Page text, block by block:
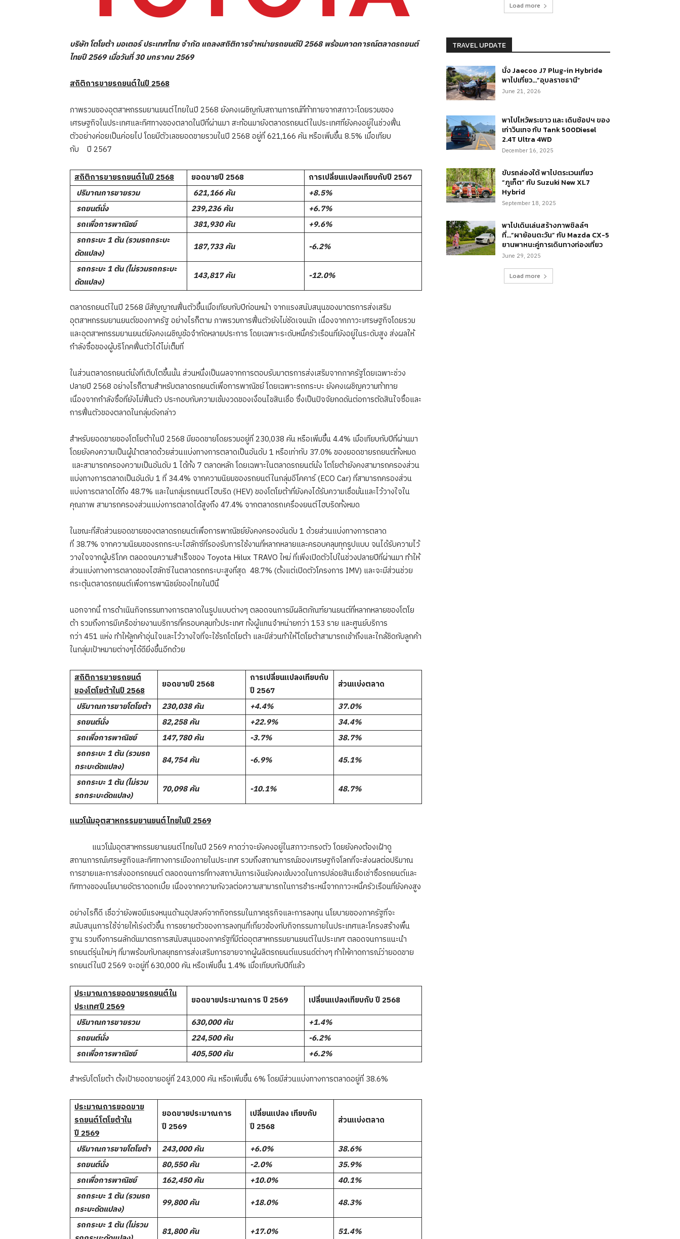
บริษัท โตโยต้า มอเตอร์ ประเทศไทย จำกัด แถลงสถิติการจำหน่ายรถยนต์ปี2568พร้อมคาดการณ์ตลาดรถยนต์
ไทยปี2569เมื่อวันที่30มกราคม2569
สถิติการขายรถยนต์ในปี2568
ภาพรวมของอุตสาหกรรมยานยนต์ไทยในปี 2568 ยังคงเผชิญกับสถานการณ์ที่ท้าทายจากสภาวะโดยรวมของ
เศรษฐกิจในประเทศและทิศทางของตลาดในปีที่ผ่านมา สะท้อนมายังตลาดรถยนต์ในประเทศที่ยังคงอยู่ในช่วงฟื้น
ตัวอย่างค่อยเป็นค่อยไป โดยมีตัวเลขยอดขายรวมในปี 2568 อยู่ที่ 621,166 คัน หรือเพิ่มขึ้น 8.5% เมื่อเทียบ
กับ ปี 2567
สถิติการขายรถยนต์ในปี2568 ยอดขายปี 2568 การเปลี่ยนแปลงเทียบกับปี 2567
ปริมาณการขายรวม 621,166คัน
+8.5%
รถยนต์นั่ง 239,236คัน
+6.7%
รถเพื่อการพาณิชย์ 381,930คัน
+9.6%
รถกระบะ1 ตัน (รวมรถกระบะ
ดัดแปลง)
187,733คัน
-6.2%
รถกระบะ1 ตัน (ไม่รวมรถกระบะ
ดัดแปลง)
143,817คัน -12.0%
ตลาดรถยนต์ในปี 2568 มีสัญญาณฟื้นตัวขึ้นเมื่อเทียบกับปีก่อนหน้า จากแรงสนับสนุนของมาตรการส่งเสริม
อุตสาหกรรมยานยนต์ของภาครัฐ อย่างไรก็ตาม ภาพรวมการฟื้นตัวยังไม่ชัดเจนนัก เนื่องจากภาวะเศรษฐกิจโดยรวม
และอุตสาหกรรมยานยนต์ยังคงเผชิญข้อจำกัดหลายประการ โดยเฉพาะระดับหนี้ครัวเรือนที่ยังอยู่ในระดับสูง ส่งผลให้
กำลังซื้อของผู้บริโภคฟื้นตัวได้ไม่เต็มที่
ในส่วนตลาดรถยนต์นั่งที่เติบโตขึ้นนั้น ส่วนหนึ่งเป็นผลจากการตอบรับมาตรการส่งเสริมจากภาครัฐโดยเฉพาะช่วง
ปลายปี 2568 อย่างไรก็ตามสำหรับตลาดรถยนต์เพื่อการพาณิชย์ โดยเฉพาะรถกระบะ ยังคงเผชิญความท้าทาย
เนื่องจากกำลังซื้อที่ยังไม่ฟื้นตัว ประกอบกับความเข้มงวดของเงื่อนไขสินเชื่อ ซึ่งเป็นปัจจัยกดดันต่อการตัดสินใจซื้อและ
การฟื้นตัวของตลาดในกลุ่มดังกล่าว
สำหรับยอดขายของโตโยต้าในปี 2568 มียอดขายโดยรวมอยู่ที่ 230,038 คัน หรือเพิ่มขึ้น 4.4% เมื่อเทียบกับปีที่ผ่านมา
โดยยังคงความเป็นผู้นำตลาดด้วยส่วนแบ่งทางการตลาดเป็นอันดับ 1 หรือเท่ากับ 37.0% ของยอดขายรถยนต์ทั้งหมด
และสามารถครองความเป็นอันดับ 1 ได้ทั้ง 7 ตลาดหลัก โดยเฉพาะในตลาดรถยนต์นั่ง โตโยต้ายังคงสามารถครองส่วน
แบ่งทางการตลาดเป็นอันดับ 1 ที่ 34.4% จากความนิยมของรถยนต์ในกลุ่มอีโคคาร์ (ECO Car) ที่สามารถครองส่วน
แบ่งการตลาดได้ถึง 48.7% และในกลุ่มรถยนต์ไฮบริด (HEV) ของโตโยต้าที่ยังคงได้รับความเชื่อมั่นและไว้วางใจใน
คุณภาพ สามารถครองส่วนแบ่งการตลาดได้สูงถึง 47.4% จากตลาดรถเครื่องยนต์ไฮบริดทั้งหมด
ในขณะที่สัดส่วนยอดขายของตลาดรถยนต์เพื่อการพาณิชย์ยังคงครองอันดับ 1 ด้วยส่วนแบ่งทางการตลาด
ที่ 38.7% จากความนิยมของรถกระบะไฮลักซ์ที่รองรับการใช้งานที่หลากหลายและครอบคลุมทุกรูปแบบ จนได้รับความไว้
วางใจจากผู้บริโภค ตลอดจนความสำเร็จของ Toyota Hilux TRAVO ใหม่ ที่เพิ่งเปิดตัวไปในช่วงปลายปีที่ผ่านมา ทำให้
ส่วนแบ่งทางการตลาดของไฮลักซ์ในตลาดรถกระบะสูงที่สุด 48.7% (ตั้งแต่เปิดตัวโครงการ IMV) และจะมีส่วนช่วย
กระตุ้นตลาดรถยนต์เพื่อการพานิชย์ของไทยในปีนี้
นอกจากนี้ การดำเนินกิจกรรมทางการตลาดในรูปแบบต่างๆ ตลอดจนการมีผลิตภัณฑ์ยานยนต์ที่หลากหลายของโตโย
ต้า รวมถึงการมีเครือข่ายงานบริการที่ครอบคลุมทั่วประเทศ ทั้งผู้แทนจำหน่ายกว่า 153 ราย และศูนย์บริการ
กว่า 451 แห่ง ทำให้ลูกค้าอุ่นใจและไว้วางใจที่จะใช้รถโตโยต้า และมีส่วนทำให้โตโยต้าสามารถเข้าถึงและใกล้ชิดกับลูกค้า
ในกลุ่มเป้าหมายต่างๆได้ดียิ่งขึ้นอีกด้วย
สถิติการขายรถยนต์
ของโตโยต้าในปี2568
ยอดขายปี 2568
การเปลี่ยนแปลงเทียบกับ
ปี 2567
ส่วนแบ่งตลาด
ปริมาณการขายโตโยต้า 230,038คัน +4.4%
37.0%
รถยนต์นั่ง 82,258คัน +22.9%
34.4%
รถเพื่อการพาณิชย์ 147,780คัน -3.7%
38.7%
รถกระบะ1 ตัน (รวมรถ
กระบะดัดแปลง)
84,754คัน -6.9%
45.1%
รถกระบะ1 ตัน (ไม่รวม
รถกระบะดัดแปลง)
70,098คัน -10.1% 48.7%
แนวโน้มอุตสาหกรรมยานยนต์ไทยในปี2569
แนวโน้มอุตสาหกรรมยานยนต์ไทยในปี 2569 คาดว่าจะยังคงอยู่ในสภาวะทรงตัว โดยยังคงต้องเฝ้าดู
สถานการณ์เศรษฐกิจและทิศทางการเมืองภายในประเทศ รวมถึงสถานการณ์ของเศรษฐกิจโลกที่จะส่งผลต่อปริมาณ
การขายและการส่งออกรถยนต์ ตลอดจนการที่ทางสถาบันการเงินยังคงเข้มงวดในการปล่อยสินเชื่อเช่าซื้อรถยนต์และ
ทิศทางของนโยบายอัตราดอกเบี้ย เนื่องจากความกังวลต่อความสามารถในการชำระหนี้จากภาวะหนี้ครัวเรือนที่ยังคงสูง
อย่างไรก็ดี เชื่อว่ายังพอมีแรงหนุนด้านอุปสงค์จากกิจกรรมในภาคธุรกิจและการลงทุน นโยบายของภาครัฐที่จะ
สนับสนุนการใช้จ่ายให้เร่งตัวขึ้น การขยายตัวของการลงทุนที่เกี่ยวข้องกับกิจกรรมภายในประเทศและโครงสร้างพื้น
ฐาน รวมถึงการผลักดันมาตรการสนับสนุนของภาครัฐที่มีต่ออุตสาหกรรมยานยนต์ในประเทศ ตลอดจนการแนะนำ
รถยนต์รุ่นใหม่ๆ ที่มาพร้อมกับกลยุทธการส่งเสริมการขายจากผู้ผลิตรถยนต์แบรนด์ต่างๆ ทำให้คาดการณ์ว่ายอดขาย
รถยนต์ในปี 2569 จะอยู่ที่ 630,000 คัน หรือเพิ่มขึ้น 1.4% เมื่อเทียบกับปีที่แล้ว
ประมาณการยอดขายรถยนต์ใน
ประเทศปี2569
ยอดขายประมาณการ ปี 2569 เปลี่ยนแปลงเทียบกับปี 2568
ปริมาณการขายรวม 630,000คัน
+1.4%
รถยนต์นั่ง 224,500คัน
-6.2%
รถเพื่อการพาณิชย์ 405,500คัน
+6.2%
สำหรับโตโยต้า ตั้งเป้ายอดขายอยู่ที่ 243,000 คัน หรือเพิ่มขึ้น 6% โดยมีส่วนแบ่งทางการตลาดอยู่ที่ 38.6%
ประมาณการยอดขาย
รถยนต์โตโยต้าใน
ปี2569
ยอดขายประมาณการ
ปี 2569
เปลี่ยนแปลง เทียบกับ
ปี 2568
ส่วนแบ่งตลาด
ปริมาณการขายโตโยต้า 243,000คัน +6.0%
38.6%
รถยนต์นั่ง 80,550คัน -2.0%
35.9%
รถเพื่อการพาณิชย์ 162,450คัน +10.0%
40.1%
รถกระบะ1 ตัน (รวมรถ
กระบะดัดแปลง)
99,800คัน +18.0%
48.3%
รถกระบะ1 ตัน (ไม่รวม
81,800คัน +17.0% 51.4%
Load more
TRAVEL UPDATE
นั่ง Jaecoo J7 Plug-in Hybride
พาไปเที่ยว…”อุบลราชธานี”
June 21, 2026
พาไปไหว้พระขาว และ เดินช้อปฯ ของ
เก่าวินเทจ กับ Tank 500Diesel
2.4T Ultra 4WD
December 16, 2025
ขับรถล่องใต้ พาไปตระเวนเที่ยว
“ภูเก็ต” กับ Suzuki New XL7
Hybrid
September 18, 2025
พาไปเดินเล่นสร้างภาพชิลล์ๆ
ที่…“ผาย้อนตะวัน” กับ Mazda CX-5
ยานพาหนะคู่การเดินทางท่องเที่ยว
June 29, 2025
Load more